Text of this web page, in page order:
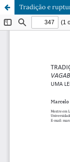
Tradição e